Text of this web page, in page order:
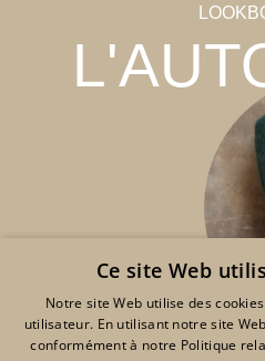
Ce site Web
Notre site Web utilise des
utilisateur. En utilisant notre site
conformément à notre Politique